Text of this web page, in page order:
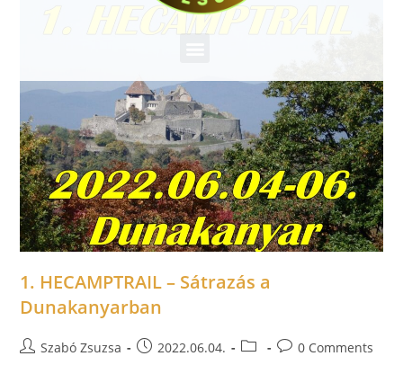
1. HECAMPTRAIL – Sátrazás a
Dunakanyarban
Szabó Zsuzsa 2022.06.04. 0 Comments